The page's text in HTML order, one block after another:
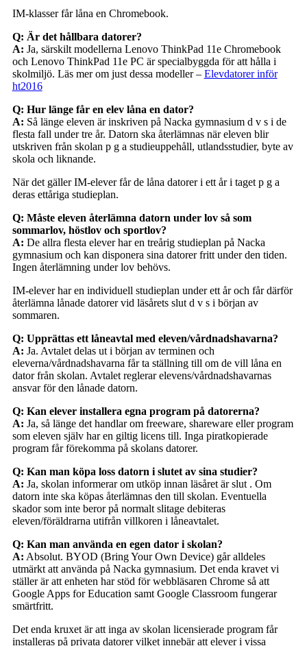
IM-klasser får låna en Chromebook.
Q: Är det hållbara datorer?
A: Ja, särskilt modellerna Lenovo ThinkPad 11e Chromebook
och Lenovo ThinkPad 11e PC är specialbyggda för att hålla i
skolmiljö. Läs mer om just dessa modeller – Elevdatorer inför
ht2016
Q: Hur länge får en elev låna en dator?
A: Så länge eleven är inskriven på Nacka gymnasium d v s i de
flesta fall under tre år. Datorn ska återlämnas när eleven blir
utskriven från skolan p g a studieuppehåll, utlandsstudier, byte av
skola och liknande.
När det gäller IM-elever får de låna datorer i ett år i taget p g a
deras ettåriga studieplan.
Q: Måste eleven återlämna datorn under lov så som
sommarlov, höstlov och sportlov?
A: De allra flesta elever har en treårig studieplan på Nacka
gymnasium och kan disponera sina datorer fritt under den tiden.
Ingen återlämning under lov behövs.
IM-elever har en individuell studieplan under ett år och får därför
återlämna lånade datorer vid läsårets slut d v s i början av
sommaren.
Q: Upprättas ett låneavtal med eleven/vårdnadshavarna?
A: Ja. Avtalet delas ut i början av terminen och
eleverna/vårdnadshavarna får ta ställning till om de vill låna en
dator från skolan. Avtalet reglerar elevens/vårdnadshavarnas
ansvar för den lånade datorn.
Q: Kan elever installera egna program på datorerna?
A: Ja, så länge det handlar om freeware, shareware eller program
som eleven själv har en giltig licens till. Inga piratkopierade
program får förekomma på skolans datorer.
Q: Kan man köpa loss datorn i slutet av sina studier?
A: Ja, skolan informerar om utköp innan läsåret är slut . Om
datorn inte ska köpas återlämnas den till skolan. Eventuella
skador som inte beror på normalt slitage debiteras
eleven/föräldrarna utifrån villkoren i låneavtalet.
Q: Kan man använda en egen dator i skolan?
A: Absolut. BYOD (Bring Your Own Device) går alldeles
utmärkt att använda på Nacka gymnasium. Det enda kravet vi
ställer är att enheten har stöd för webbläsaren Chrome så att
Google Apps for Education samt Google Classroom fungerar
smärtfritt.
Det enda kruxet är att inga av skolan licensierade program får
installeras på privata datorer vilket innebär att elever i vissa